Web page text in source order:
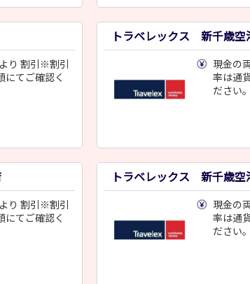
り 割引※割引
にてご確認く
トラベレックス 新千歳
現金の
率は通
ださい。
り 割引※割引
にてご確認く
トラベレックス 新千歳空
現金の
率は通
ださい。